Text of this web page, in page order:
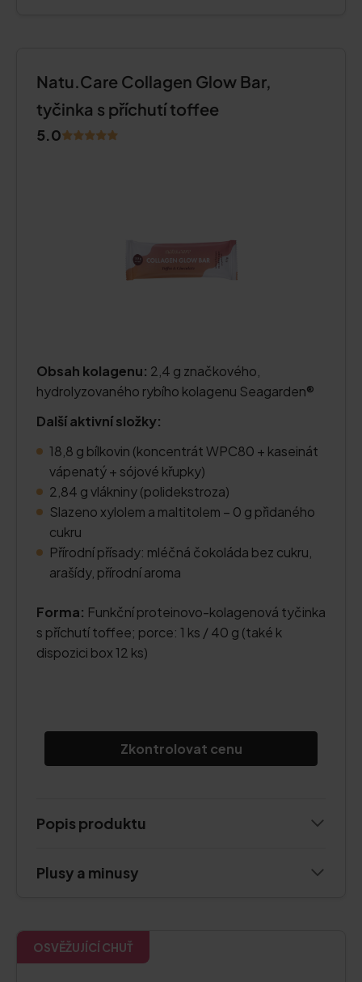
Natu.Care Collagen Glow Bar,
tyčinka s příchutí toffee
5.0
Obsah kolagenu: 2,4 g značkového,
hydrolyzovaného rybího kolagenu Seagarden®
Další aktivní složky:
18,8 g bílkovin (koncentrát WPC80 + kaseinát
vápenatý + sójové křupky)
2,84 g vlákniny (polidekstroza)
Slazeno xylolem a maltitolem – 0 g přidaného
cukru
Přírodní přísady: mléčná čokoláda bez cukru,
arašídy, přírodní aroma
Forma: Funkční proteinovo-kolagenová tyčinka
s příchutí toffee; porce: 1 ks / 40 g (také k
dispozici box 12 ks)
Zkontrolovat cenu
Popis produktu
Plusy a minusy
OSVĚŽUJÍCÍ CHUŤ